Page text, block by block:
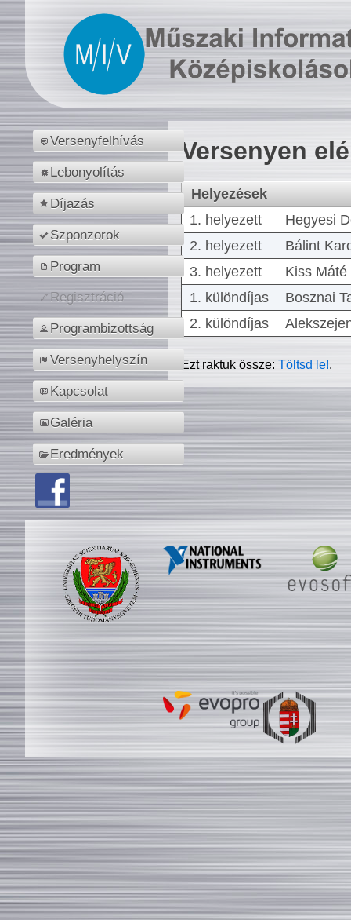
Versenyfelhívás
Lebonyolítás
Díjazás
Szponzorok
Program
Regisztráció
Programbizottság
Versenyhelyszín
Kapcsolat
Galéria
Eredmények
Versenyen
Helyezések
1. helyezett
Hegyesi
2. helyezett
Bálint
3. helyezett
Kiss
1. különdíjas
Bosznai
2. különdíjas
Ezt raktuk össze:Töltsd le!.